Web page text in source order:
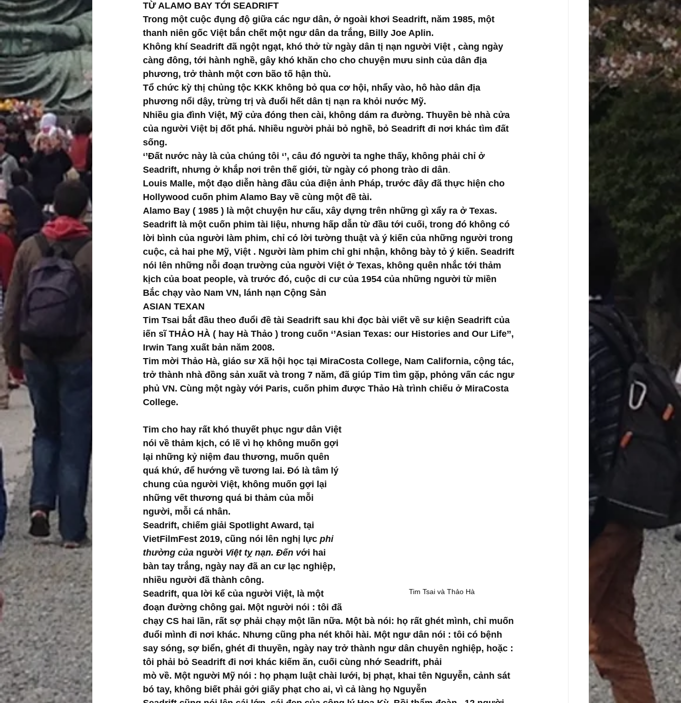
TỪ ALAMO BAY TỚI SEADRIFT
Trong một cuộc đụng độ giữa các ngư dân, ở ngoài khơi Seadrift, năm 1985, một
thanh niên gốc Việt bắn chết một ngư dân da trắng, Billy Joe Aplin.
Không khí Seadrift đã ngột ngạt, khó thở từ ngày dân tị nạn người Việt , càng ngày
càng đông, tới hành nghề, gây khó khăn cho cho chuyện mưu sinh của dân địa
phương, trở thành một cơn bão tố hận thù.
Tổ chức kỳ thị chủng tộc KKK không bỏ qua cơ hội, nhẩy vào, hô hào dân địa
phương nổi dậy, trừng trị và đuổi hết dân tị nạn ra khỏi nước Mỹ.
Nhiều gia đình Việt, Mỹ cửa đóng then cài, không dám ra đường. Thuyền bè nhà cửa
của người Việt bị đốt phá. Nhiều người phải bỏ nghề, bỏ Seadrift đi nơi khác tìm đất
sống.
‘’Đất nước này là của chúng tôi ‘’, câu đó người ta nghe thấy, không phải chỉ ở
Seadrift, nhưng ở khắp nơi trên thế giới, từ ngày có phong trào di dân.
Louis Malle, một đạo diễn hàng đầu của điện ảnh Pháp, trước đây đã thực hiện cho
Hollywood cuốn phim Alamo Bay về cùng một đề tài.
Alamo Bay ( 1985 ) là một chuyện hư cấu, xây dựng trên những gì xẩy ra ở Texas.
Seadrift là một cuốn phim tài liệu, nhưng hấp dẫn từ đầu tới cuối, trong đó không có
lời bình của người làm phim, chỉ có lời tường thuật và ý kiến của những người trong
cuộc, cả hai phe Mỹ, Việt . Người làm phim chỉ ghi nhận, không bày tỏ ý kiến. Seadrift
nói lên những nỗi đoạn trường của người Việt ở Texas, không quên nhắc tới thảm
kịch của boat people, và trước đó, cuộc di cư của 1954 của những người từ miền
Bắc chạy vào Nam VN, lánh nạn Cộng Sản
ASIAN TEXAN
Tim Tsai bắt đầu theo đuổi đề tài Seadrift sau khi đọc bài viết về sư kiện Seadrift của
iến sĩ THẢO HÀ ( hay Hà Thảo ) trong cuốn ‘’Asian Texas: our Histories and Our Life’’,
Irwin Tang xuất bản năm 2008.
Tim mời Thảo Hà, giáo sư Xã hội học tại MiraCosta College, Nam California, cộng tác,
trở thành nhà đồng sản xuất và trong 7 năm, đã giúp Tim tìm gặp, phỏng vấn các ngư
phủ VN. Cùng một ngày với Paris, cuốn phim được Thảo Hà trình chiếu ở MiraCosta
College.
Tim Tsai và Thảo Hà
Tim cho hay rất khó thuyết phục ngư dân Việt
nói về thảm kịch, có lẽ vì họ không muốn gợi
lại những kỷ niệm đau thương, muốn quên
quá khứ, để hướng về tương lai. Đó là tâm lý
chung của người Việt, không muốn gợi lại
những vết thương quá bi thảm của mỗi
người, mỗi cá nhân.
Seadrift, chiếm giải Spotlight Award, tại
VietFilmFest 2019, cũng nói lên nghị lực phi
thường của người Việt tỵ nạn. Đến với hai
bàn tay trắng, ngày nay đã an cư lạc nghiệp,
nhiều người đã thành công.
Seadrift, qua lời kể của người Việt, là một
đoạn đường chông gai. Một người nói : tôi đã
chạy CS hai lần, rất sợ phải chạy một lần nữa. Một bà nói: họ rất ghét mình, chỉ muốn
đuổi mình đi nơi khác. Nhưng cũng pha nét khôi hài. Một ngư dân nói : tôi có bệnh
say sóng, sợ biển, ghét đi thuyền, ngày nay trở thành ngư dân chuyên nghiệp, hoặc :
tôi phải bỏ Seadrift đi nơi khác kiếm ăn, cuối cùng nhớ Seadrift, phải
mò về. Một người Mỹ nói : họ phạm luật chài lưới, bị phạt, khai tên Nguyễn, cảnh sát
bó tay, không biết phải gởi giấy phạt cho ai, vì cả làng họ Nguyễn